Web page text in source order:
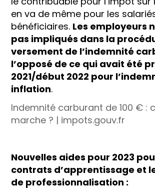
en va de même pour les
bénéficiaires. Les employeurs
pas impliqués dans la
versement de l’indemnité
l’opposé de ce qui avait été
2021/début 2022 pour
inflation.
Indemnité carburant de 100 € :
marche ? | impots.gouv.fr
Nouvelles aides pour 2023
contrats d’apprentissage et
de professionnalisation :